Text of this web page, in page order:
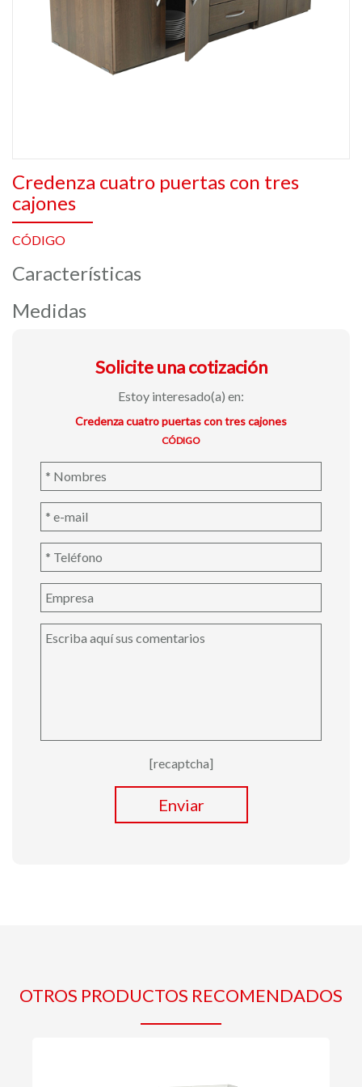
Credenza cuatro puertas con tres
cajones
CÓDIGO
Características
Medidas
Solicite una cotización
Estoy interesado(a) en:
Credenza cuatro puertas con tres cajones
CÓDIGO
[recaptcha]
Enviar
OTROS PRODUCTOS RECOMENDADOS